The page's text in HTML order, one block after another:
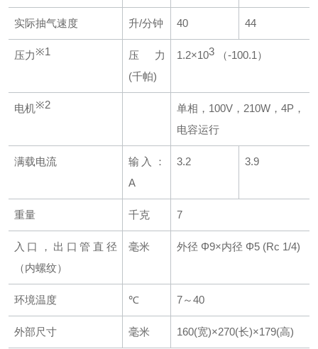
实际抽气速度 升/分钟 40 44
压力※1
压力
(千帕)
1.2×103（-100.1）
电机※2
单相，100V，210W，4P，
电容运行
满载电流
输入：
A
3.2 3.9
重量 千克 7
入口，出口管直径
（内螺纹）
毫米 外径 Φ9×内径 Φ5 (Rc 1/4)
环境温度 ℃ 7～40
外部尺寸 毫米 160(宽)×270(长)×179(高)